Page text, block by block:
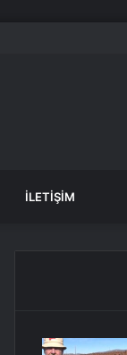
İLETIŞIM